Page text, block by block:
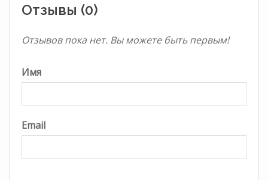
Отзывы (0)
Отзывов пока нет. Вы можете быть первым!
Имя
Email